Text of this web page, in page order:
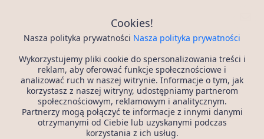
Cookies!
Nasza polityka prywatności Nasza polityka prywatności
Wykorzystujemy pliki cookie do spersonalizowania treści i
reklam, aby oferować funkcje społecznościowe i
analizować ruch w naszej witrynie. Informacje o tym, jak
korzystasz z naszej witryny, udostępniamy partnerom
społecznościowym, reklamowym i analitycznym.
Partnerzy mogą połączyć te informacje z innymi danymi
otrzymanymi od Ciebie lub uzyskanymi podczas
korzystania z ich usług.
Portal Randkowy